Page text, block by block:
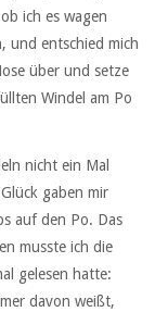
ich es wagen
und entschied mich
über und setze
Windel am Po
nicht ein Mal
gaben mir
auf den Po. Das
musste ich die
gelesen hatte:
davon weißt,